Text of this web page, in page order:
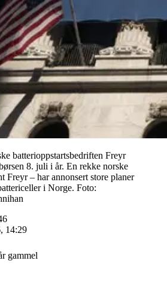
batterioppstartsbedriften Freyr
8. juli i år. En rekke norske
Freyr – har annonsert store planer
i Norge. Foto:
14:29
gammel